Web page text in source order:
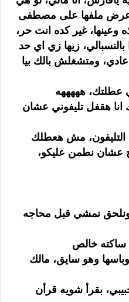
أعرض ملفها على مصطفى
وعينها، غير كده انت حر،
زيها زي اي حد
ومتشغلش بالك بيا
عطلتك، هههههه
هقفل تليفوني عشان
مش هعطلك
عشان نطمن عليكو،
ونلحق نمشي قبل محاجه
ساكته خالص
وهو سايق، مالك
بقرأ شويه قرأن